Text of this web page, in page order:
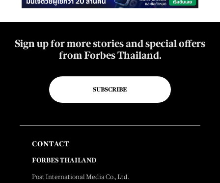
Sign up for more stories and special offers
from Forbes Thailand.
SUBSCRIBE
CONTACT
FORBES THAILAND
Post International Media Co., Ltd.